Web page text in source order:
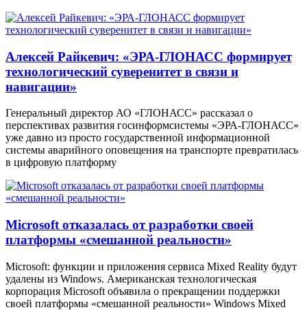
Алексей Райкевич: «ЭРА-ГЛОНАСС формирует
технологический суверенитет в связи и
навигации»
Генеральный директор АО «ГЛОНАСС» рассказал о
перспективах развития госинформсистемы «ЭРА-ГЛОНАСС»
уже давно из просто государственной информационной
системы аварийного оповещения на транспорте превратилась
в цифровую платформу
Microsoft отказалась от разработки своей
платформы «смешанной реальности»
Microsoft: функции и приложения сервиса Mixed Reality будут
удалены из Windows. Американская технологическая
корпорация Microsoft объявила о прекращении поддержки
своей платформы «смешанной реальности» Windows Mixed